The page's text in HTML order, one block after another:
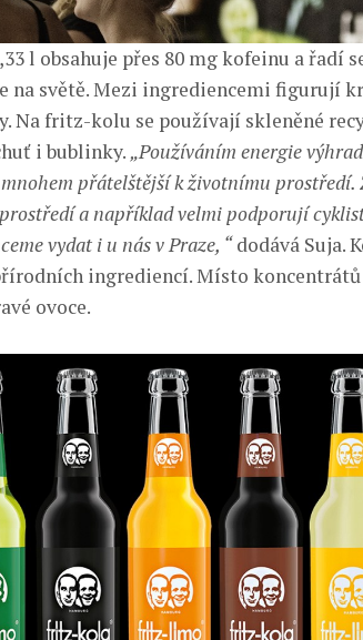
l obsahuje přes 80 mg kofeinu a řadí
na světě. Mezi ingrediencemi figurují
Na fritz-kolu se používají skleněné
i bublinky.„Používáním energie
přátelštější k životnímu prostředí.
a například velmi podporují
vydat i u nás v Praze, “dodává Suja.
ingrediencí. Místo koncentrátů
ovoce.